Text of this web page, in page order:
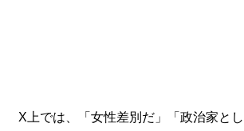
X上では、「女性差別だ」「政治家とし